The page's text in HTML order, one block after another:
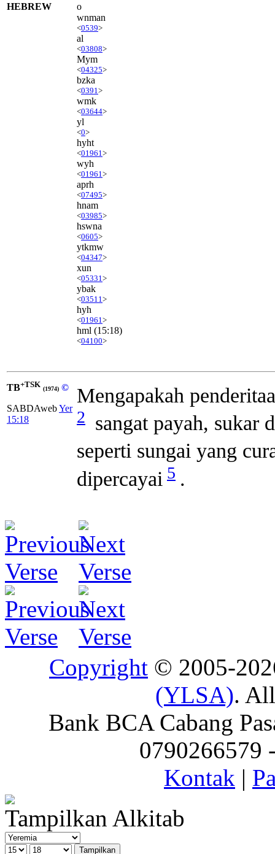
HEBREW
o
wnman
<0539>
al
<03808>
Mym
<04325>
bzka
<0391 >
wmk
<03644>
yl
<0>
hyht
<01961 >
wyh
<01961 >
aprh
<07495>
hnam
<03985>
hswna
<0605>
ytkmw
<04347>
xun
<05331 >
ybak
<03511 >
hyh
<01961 >
hml (15:18)
<04100>
TB+TSK (1974) ©
SABDAwebYer
15:18
Mengapakah
2 sangat payah, sukar
seperti sungai yang
dipercayai 5 .
Copyright © 2005-
(YLSA).
Bank BCA Cabang
0790266579
Kontak |
Tampilkan Alkitab